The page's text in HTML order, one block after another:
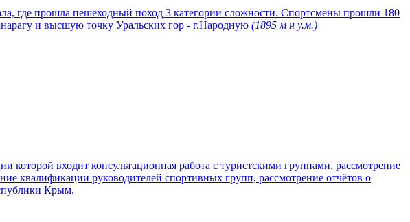
где прошла пешеходный поход 3 категории сложности. Спортсмены прошли 180
и высшую точку Уральских гор - г.Народную (1895 м н у.м.)
входит консультационная работа с туристскими группами, рассмотрение
квалификации руководителей спортивных групп, рассмотрение отчётов о
Крым.